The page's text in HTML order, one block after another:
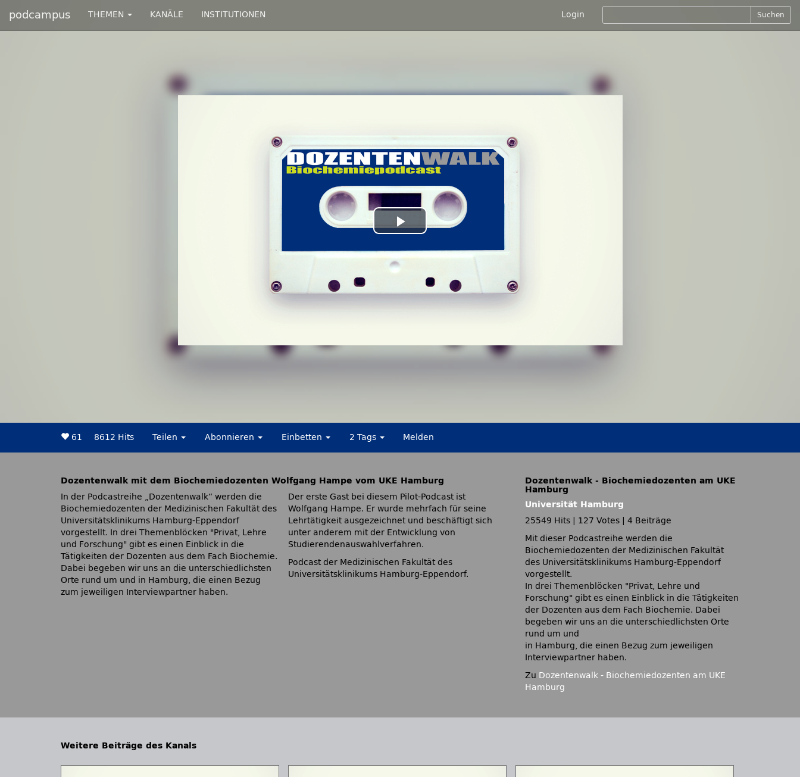
podcampus THEMEN KANÄLE INSTITUTIONEN Login Suchen
Play
Video
61 8612 Hits Teilen Abonnieren Einbetten 2 Tags Melden
Dozentenwalk mit dem Biochemiedozenten Wolfgang Hampe vom UKE Hamburg
In der Podcastreihe „Dozentenwalk“ werden die
Biochemiedozenten der Medizinischen Fakultät des
Universitätsklinikums Hamburg-Eppendorf
vorgestellt. In drei Themenblöcken
Privat, Lehre
und Forschung
gibt es einen Einblick in die
Tätigkeiten der Dozenten aus dem Fach Biochemie.
Dabei begeben wir uns an die unterschiedlichsten
Orte rund um und in Hamburg, die einen Bezug
zum jeweiligen Interviewpartner haben.
Der erste Gast bei diesem Pilot-Podcast ist
Wolfgang Hampe. Er wurde mehrfach für seine
Lehrtätigkeit ausgezeichnet und beschäftigt sich
unter anderem mit der Entwicklung von
Studierendenauswahlverfahren.
Podcast der Medizinischen Fakultät des
Universitätsklinikums Hamburg-Eppendorf.
Dozentenwalk - Biochemiedozenten am UKE
Hamburg
Universität Hamburg
25549 Hits
127 Votes
4 Beiträge
Mit dieser Podcastreihe werden die
Biochemiedozenten der Medizinischen Fakultät
des Universitätsklinikums Hamburg-Eppendorf
vorgestellt.
In drei Themenblöcken
Privat, Lehre und
Forschung
gibt es einen Einblick in die Tätigkeiten
der Dozenten aus dem Fach Biochemie. Dabei
begeben wir uns an die unterschiedlichsten Orte
rund um und
in Hamburg, die einen Bezug zum jeweiligen
Interviewpartner haben.
Zu Dozentenwalk - Biochemiedozenten am UKE
Hamburg
Weitere Beiträge des Kanals